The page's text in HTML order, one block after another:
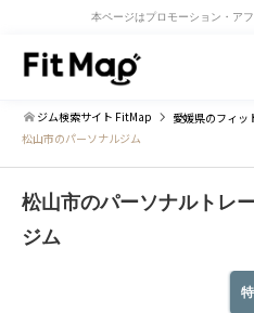
本ページはプロモーション・ア
ジム検索サイト FitMap 愛媛県のフィッ
松山市のパーソナルジム
松山市のパーソナルトレ
ジム